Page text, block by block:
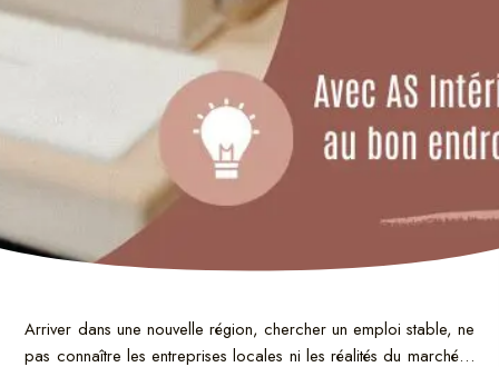
Arriver dans une nouvelle région, chercher un emploi stable, ne
pas connaître les entreprises locales ni les réalités du marché…